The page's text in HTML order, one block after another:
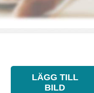
LÄGG TILL
BILD